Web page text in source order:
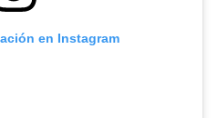
en Instagram